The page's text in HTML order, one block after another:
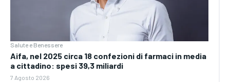
Salute e Benessere
Aifa, nel 2025 circa 18 confezioni di farmaci in media
a cittadino: spesi 39,3 miliardi
7 Agosto 2026